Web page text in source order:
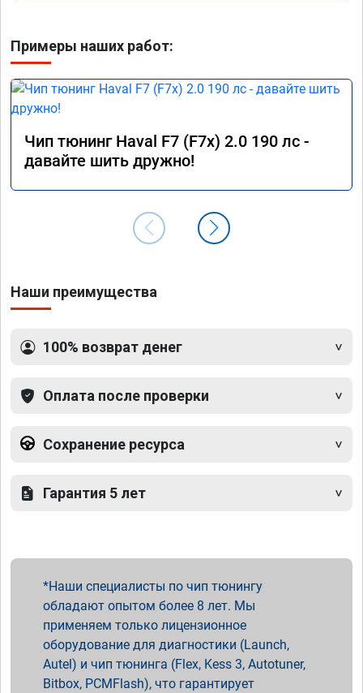
Примеры наших работ:
Чип тюнинг Haval F7 (F7x) 2.0 190 лс -
давайте шить дружно!
Наши преимущества
100% возврат денег
Оплата после проверки
Сохранение ресурса
Гарантия 5 лет
Наши специалисты по чип тюнингу
обладают опытом более 8 лет. Мы
применяем только лицензионное
оборудование для диагностики (Launch,
Autel) и чип тюнинга (Flex, Kess 3, Autotuner,
Bitbox, PCMFlash), что гарантирует